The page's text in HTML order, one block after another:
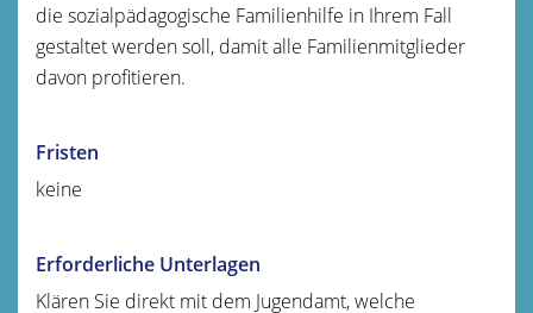
die sozialpädagogische Familienhilfe in Ihrem Fall
gestaltet werden soll, damit alle Familienmitglieder
davon profitieren.
Fristen
keine
Erforderliche Unterlagen
Klären Sie direkt mit dem Jugendamt, welche